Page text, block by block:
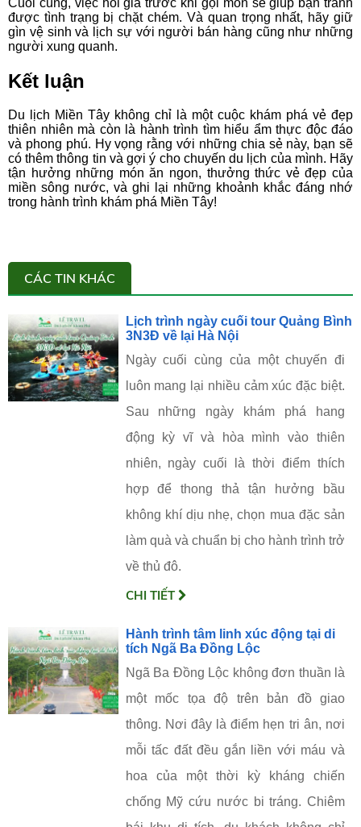
được tình trạng bị chặt chém. Và quan trọng nhất, hãy giữ
gìn vệ sinh và lịch sự với người bán hàng cũng như những
người xung quanh.
Kết luận
Du lịch Miền Tây không chỉ là một cuộc khám phá vẻ đẹp
thiên nhiên mà còn là hành trình tìm hiểu ẩm thực độc đáo
và phong phú. Hy vọng rằng với những chia sẻ này, bạn sẽ
có thêm thông tin và gợi ý cho chuyến du lịch của mình. Hãy
tận hưởng những món ăn ngon, thưởng thức vẻ đẹp của
miền sông nước, và ghi lại những khoảnh khắc đáng nhớ
trong hành trình khám phá Miền Tây!
CÁC TIN KHÁC
Lịch trình ngày cuối tour Quảng Bình
3N3Đ về lại Hà Nội
Ngày cuối cùng của một chuyến đi
luôn mang lại nhiều cảm xúc đặc biệt.
Sau những ngày khám phá hang
động kỳ vĩ và hòa mình vào thiên
nhiên, ngày cuối là thời điểm thích
hợp để thong thả tận hưởng bầu
không khí dịu nhẹ, chọn mua đặc sản
làm quà và chuẩn bị cho hành trình trở
về thủ đô.
CHI TIẾT
Hành trình tâm linh xúc động tại di
tích Ngã Ba Đồng Lộc
Ngã Ba Đồng Lộc không đơn thuần là
một mốc tọa độ trên bản đồ giao
thông. Nơi đây là điểm hẹn tri ân, nơi
mỗi tấc đất đều gắn liền với máu và
hoa của một thời kỳ kháng chiến
chống Mỹ cứu nước bi tráng. Chiêm